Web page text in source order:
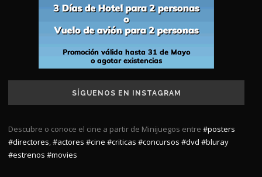
SÍGUENOS EN INSTAGRAM
Descubre o conoce el cine a partir de Minijuegos entre #posters
#directores,#actores #cine #criticas #concursos #dvd #bluray
#estrenos #movies